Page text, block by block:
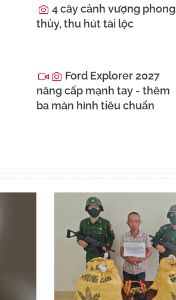
4 cây cảnh vượng phong
thủy, thu hút tài lộc
Ford Explorer 2027
nâng cấp mạnh tay - thêm
ba màn hình tiêu chuẩn